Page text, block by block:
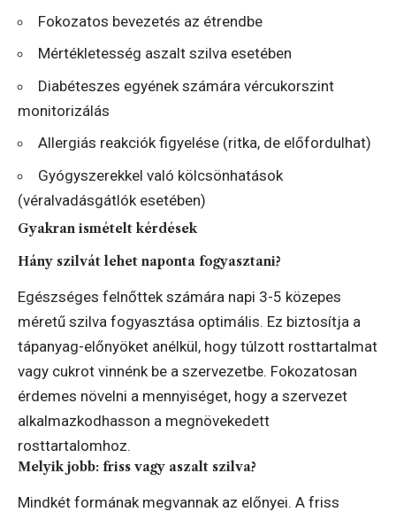
Fokozatos bevezetés az étrendbe
Mértékletesség aszalt szilva esetében
Diabéteszes egyének számára vércukorszint
monitorizálás
Allergiás reakciók figyelése (ritka, de előfordulhat)
Gyógyszerekkel való kölcsönhatások
(véralvadásgátlók esetében)
Gyakran ismételt kérdések
Hány szilvát lehet naponta fogyasztani?
Egészséges felnőttek számára napi 3-5 közepes
méretű szilva fogyasztása optimális. Ez biztosítja a
tápanyag-előnyöket anélkül, hogy túlzott rosttartalmat
vagy cukrot vinnénk be a szervezetbe. Fokozatosan
érdemes növelni a mennyiséget, hogy a szervezet
alkalmazkodhasson a megnövekedett
rosttartalomhoz.
Melyik jobb: friss vagy aszalt szilva?
Mindkét formának megvannak az előnyei. A friss